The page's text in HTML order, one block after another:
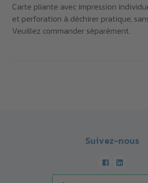
Carte pliante avec impression
et perforation à déchirer pratique,
Veuillez commander séparément.
Suivez-nous